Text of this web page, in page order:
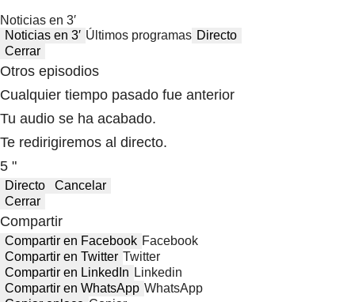
Noticias en 3′
Noticias en 3′ Últimos programas Directo
Cerrar
Otros episodios
Cualquier tiempo pasado fue anterior
Tu audio se ha acabado.
Te redirigiremos al directo.
5 "
Directo
Cancelar
Cerrar
Compartir
Compartir en Facebook Facebook
Compartir en Twitter Twitter
Compartir en LinkedIn Linkedin
Compartir en WhatsApp WhatsApp